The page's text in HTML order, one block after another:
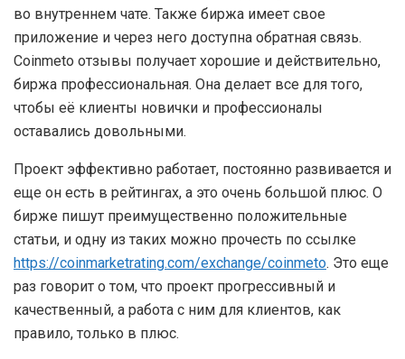
во внутреннем чате. Также биржа имеет свое
приложение и через него доступна обратная связь.
Coinmeto отзывы получает хорошие и действительно,
биржа профессиональная. Она делает все для того,
чтобы её клиенты новички и профессионалы
оставались довольными.
Проект эффективно работает, постоянно развивается и
еще он есть в рейтингах, а это очень большой плюс. О
бирже пишут преимущественно положительные
статьи, и одну из таких можно прочесть по ссылке
https://coinmarketrating.com/exchange/coinmeto. Это еще
раз говорит о том, что проект прогрессивный и
качественный, а работа с ним для клиентов, как
правило, только в плюс.